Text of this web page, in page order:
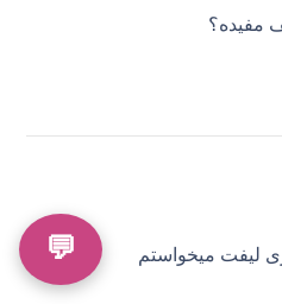
مفیده؟
لیفت میخواستم 💬